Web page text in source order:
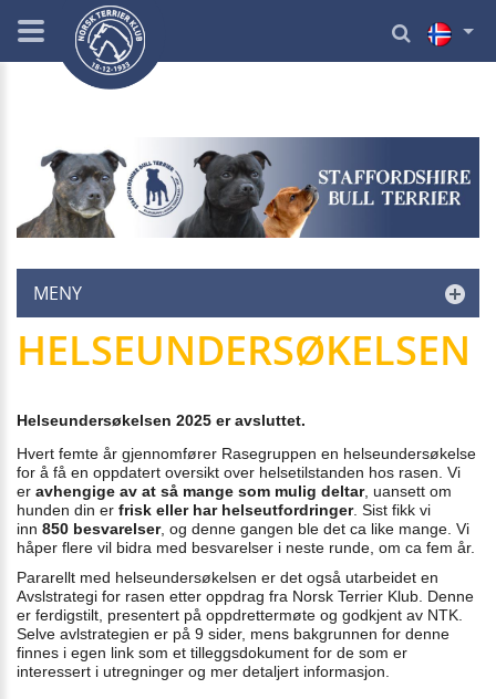
MENY
HELSEUNDERSØKELSEN
Helseundersøkelsen 2025 er avsluttet.
Hvert femte år gjennomfører Rasegruppen en helseundersøkelse
for å få en oppdatert oversikt over helsetilstanden hos rasen. Vi
er avhengige av at så mange som mulig deltar, uansett om
hunden din er frisk eller har helseutfordringer. Sist fikk vi
inn 850 besvarelser, og denne gangen ble det ca like mange. Vi
håper flere vil bidra med besvarelser i neste runde, om ca fem år.
Pararellt med helseundersøkelsen er det også utarbeidet en
Avslstrategi for rasen etter oppdrag fra Norsk Terrier Klub. Denne
er ferdigstilt, presentert på oppdrettermøte og godkjent av NTK.
Selve avlstrategien er på 9 sider, mens bakgrunnen for denne
finnes i egen link som et tilleggsdokument for de som er
interessert i utregninger og mer detaljert informasjon.